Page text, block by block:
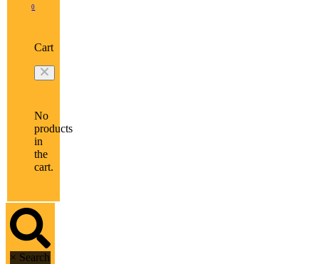
0
Cart
No
products
in
the
cart.
× Search